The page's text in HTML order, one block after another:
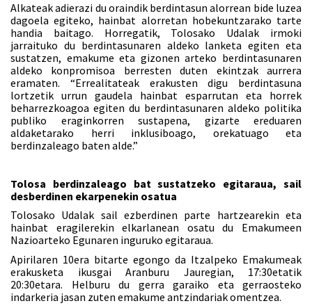
Alkateak adierazi du oraindik berdintasun alorrean bide luzea
dagoela egiteko, hainbat alorretan hobekuntzarako tarte
handia baitago. Horregatik, Tolosako Udalak irmoki
jarraituko du berdintasunaren aldeko lanketa egiten eta
sustatzen, emakume eta gizonen arteko berdintasunaren
aldeko konpromisoa berresten duten ekintzak aurrera
eramaten. “Errealitateak erakusten digu berdintasuna
lortzetik urrun gaudela hainbat esparrutan eta horrek
beharrezkoagoa egiten du berdintasunaren aldeko politika
publiko eraginkorren sustapena, gizarte ereduaren
aldaketarako herri inklusiboago, orekatuago eta
berdinzaleago baten alde.”
Tolosa berdinzaleago bat sustatzeko egitaraua, sail
desberdinen ekarpenekin osatua
Tolosako Udalak sail ezberdinen parte hartzearekin eta
hainbat eragilerekin elkarlanean osatu du Emakumeen
Nazioarteko Egunaren inguruko egitaraua.
Apirilaren 10era bitarte egongo da Itzalpeko Emakumeak
erakusketa ikusgai Aranburu Jauregian, 17:30etatik
20:30etara. Helburu du gerra garaiko eta gerraosteko
indarkeria jasan zuten emakume antzindariak omentzea.